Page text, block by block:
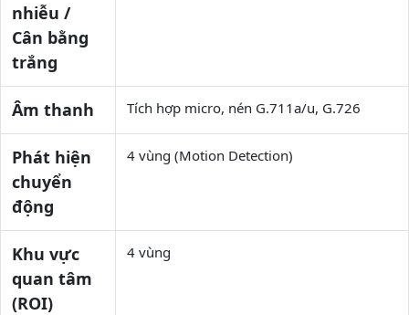
nhiễu /
Cân bằng
trắng
Âm thanh Tích hợp micro, nén G.711a/u, G.726
Phát hiện
chuyển
động
4 vùng (Motion Detection)
Khu vực
quan tâm
(ROI)
4 vùng